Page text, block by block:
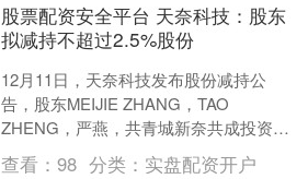
股票配资安全平台 天奈科技：股东
拟减持不超过2.5%股份
12月11日，天奈科技发布股份减持公
告，股东MEIJIE ZHANG，TAO
ZHENG，严燕，共青城新奈共成投资管
理合伙企业(有限合伙)，叶亚文，姚月
查看：98 分类： 实盘配资开户